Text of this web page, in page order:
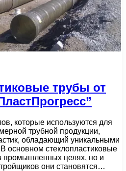
трубы от
которые используются для
трубной продукции,
обладающий уникальными
основном стеклопластиковые
промышленных целях, но и
они становятся…